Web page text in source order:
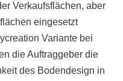
Verkaufsflächen, aber
eingesetzt
Variante bei
die Auftraggeber die
des Bodendesign in